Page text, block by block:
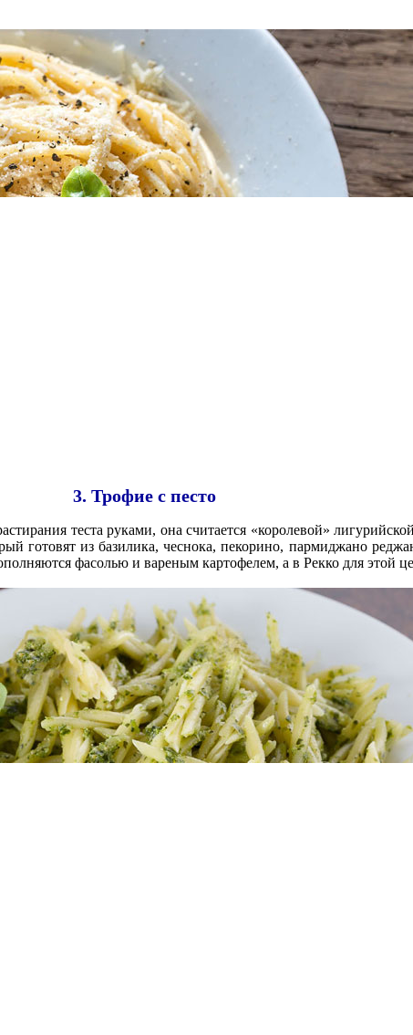
3. Трофие с песто
теста руками, она считается «королевой»
готовят из базилика, чеснока, пекорино, пармиджано
фасолью и вареным картофелем, а в Рекко для этой